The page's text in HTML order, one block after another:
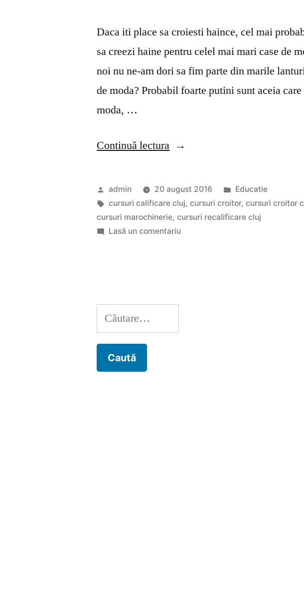
Daca iti place sa croiesti haince, cel mai
sa creezi haine pentru celel mai mari case de
noi nu ne-am dori sa fim parte din marile
de moda? Probabil foarte putini sunt aceia
moda, …
Continuă lectura„Poti
in
marele
case
cursuri
Publicat
de
admin 20 august 2016
Publicat
în
Educatie
Etichete:
cursuri calificare cluj,cursuri croitor,cursuri croitor
cursuri marochinerie,cursuri recalificare cluj
Lasă un comentariu
Caută
după: